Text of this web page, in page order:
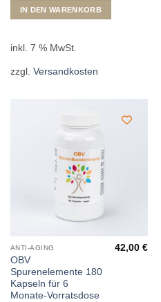
IN DEN WARENKORB
inkl. 7 % MwSt.
zzgl. Versandkosten
ANTI-AGING
OBV
Spurenelemente 180
Kapseln für 6
Monate-Vorratsdose
42,00€